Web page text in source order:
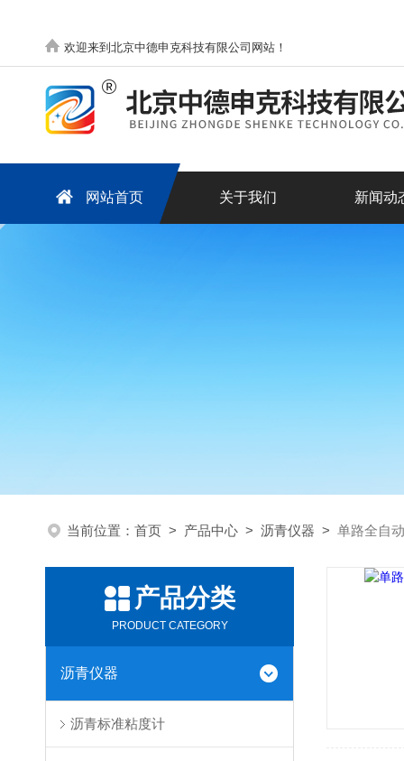
欢迎来到北京中德申克科技有限公司网站！
网站首页 关于我们 新闻动
当前位置： 首页 > 产品中心 > 沥青仪器 > 单路全自
产品分类
PRODUCT CATEGORY
沥青仪器
沥青标准粘度计